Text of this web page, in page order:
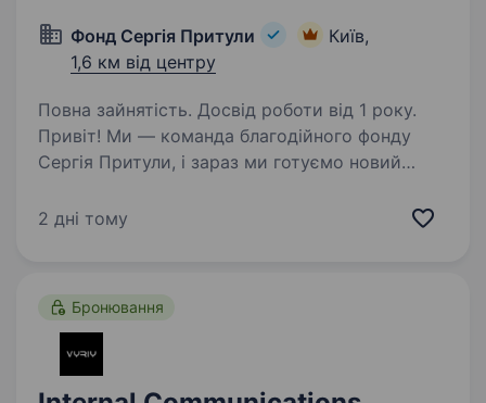
Фонд Сергія Притули
Київ,
1,6 км від центру
Повна зайнятість. Досвід роботи від 1 року.
Привіт! Ми — команда благодійного фонду
Сергія Притули, і зараз ми готуємо новий
що ми тримаємо його в секреті, але обіцяємо:
2 дні тому
Бронювання